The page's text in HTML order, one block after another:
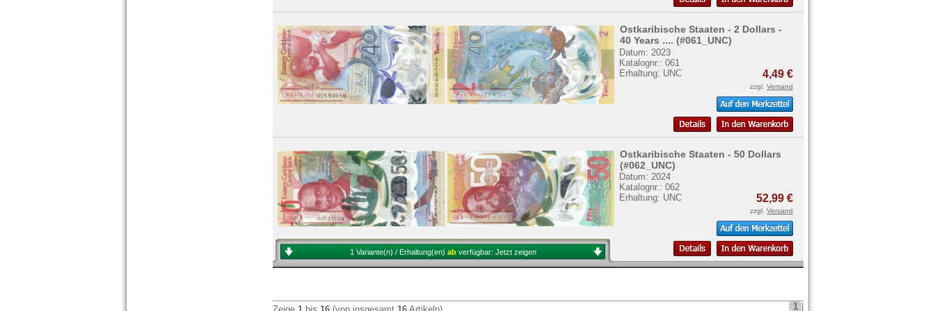
Ostkaribische Staaten - 2 Dollars -
40 Years .... (#061_UNC)
Datum: 2023
Katalognr.: 061
Erhaltung: UNC
4,49 €
zzgl. Versand
Ostkaribische Staaten - 50 Dollars
(#062_UNC)
Datum: 2024
Katalognr.: 062
Erhaltung: UNC
52,99 €
zzgl. Versand
1 Variante(n) / Erhaltung(en) ab verfügbar: Jetzt zeigen
1